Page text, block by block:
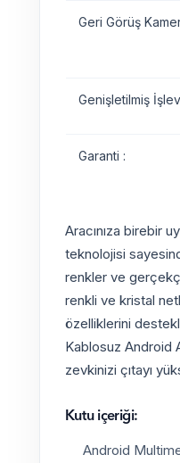
Geri Görüş
Genişletilmiş
Garanti :
Aracınıza birebir
teknolojisi
renkler ve
renkli ve kristal
özelliklerini
Kablosuz Android
zevkinizi çıtayı
Kutu içeriği:
Android